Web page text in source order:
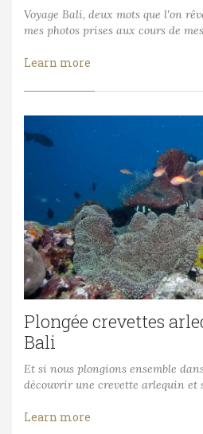
Voyage Bali, deux mots que l'on
mes photos prises aux cours de
Learn more
Plongée crevettes
Bali
Et si nous plongions ensemble
découvrir une crevette arlequin et
Learn more